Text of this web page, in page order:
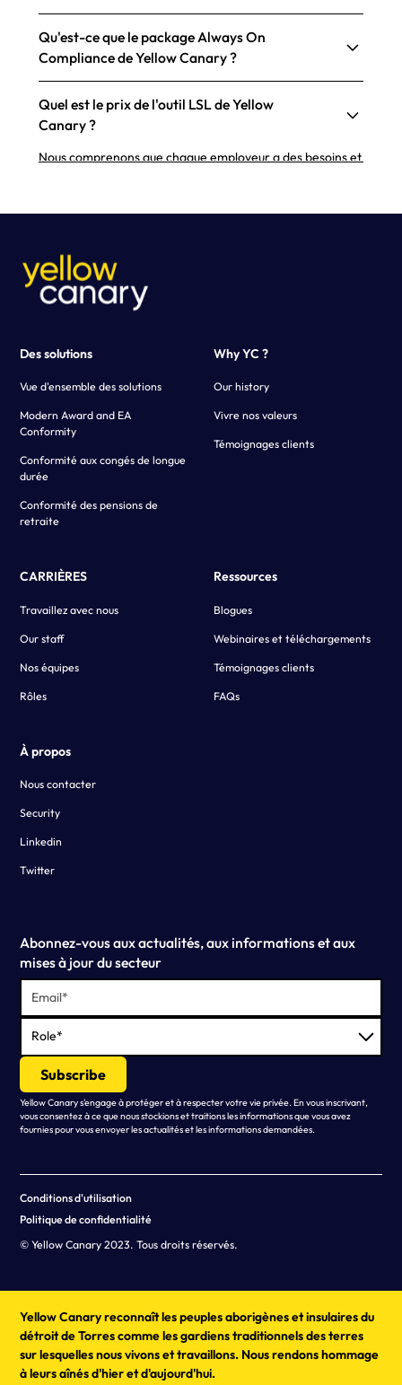
Qu'est-ce que le package Always On
Compliance de Yellow Canary ?
Quel est le prix de l'outil LSL de Yellow
Canary ?
Nous comprenons que chaque employeur a des besoins et
nous préférons d'abord discuter de vos besoins en détail
tarifaire parfaitement adaptée à la valeur et au soutien
que votre entreprise bénéficiera de nos solutions.
Commencezici.
Des solutions
Vue d'ensemble des solutions
Modern Award and EA
Conformity
Conformité aux congés de longue
durée
Conformité des pensions de
retraite
Why YC ?
Our history
Vivre nos valeurs
Témoignages clients
CARRIÈRES
Travaillez avec nous
Our staff
Nos équipes
Rôles
Ressources
Blogues
Webinaires et téléchargements
Témoignages clients
FAQs
À propos
Nous contacter
Security
Linkedin
Twitter
Abonnez-vous aux actualités, aux informations et aux
mises à jour du secteur
Yellow Canary s'engage à protéger et à respecter votre vie privée. En vous inscrivant,
vous consentez à ce que nous stockions et traitions les informations que vous avez
fournies pour vous envoyer les actualités et les informations demandées.
© Yellow Canary 2023. Tous droits réservés.
Conditions d'utilisation
Politique de confidentialité
Yellow Canary reconnaît les peuples aborigènes et insulaires du
détroit de Torres comme les gardiens traditionnels des terres
sur lesquelles nous vivons et travaillons. Nous rendons hommage
à leurs aînés d'hier et d'aujourd'hui.